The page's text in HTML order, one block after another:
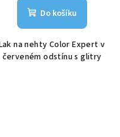
Do košíku
na nehty Color Expert v
červeném odstínu s glitry